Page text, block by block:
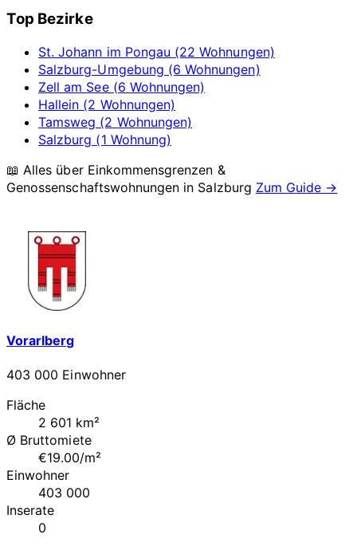
Top Bezirke
St. Johann im Pongau (22 Wohnungen)
Salzburg-Umgebung (6 Wohnungen)
Zell am See (6 Wohnungen)
Hallein (2 Wohnungen)
Tamsweg (2 Wohnungen)
Salzburg (1 Wohnung)
📖 Alles über Einkommensgrenzen &
Genossenschaftswohnungen in Salzburg Zum Guide →
Vorarlberg
403 000 Einwohner
Fläche
2 601 km²
Ø Bruttomiete
€19.00/m²
Einwohner
403 000
Inserate
0